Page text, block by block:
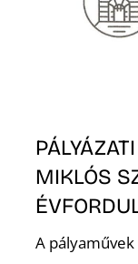
MIKLÓS
A